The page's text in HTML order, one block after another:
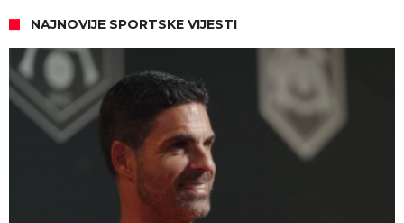
NAJNOVIJE SPORTSKE VIJESTI